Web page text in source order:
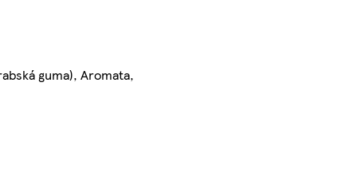
guma), Aromata,